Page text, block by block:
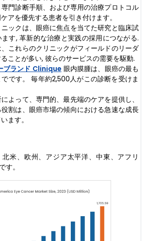
門診断手順、および専用の治療プロトコル
アを優先する患者を引き付けます。
ックは、眼癌に焦点を当てた研究と臨床試
す, 革新的な治療と実践の採用につながる.
これらのクリニックがフィールドのリーダ
ことが多い, 彼らのサービスの需要を駆動.
ブランド Clinique 眼内膜腫は、眼癌の最も
です。 毎年約2,500人がこの診断を受けま
よって、専門的、最先端のケアを提供し、
割は、眼癌市場の傾向における急速な成長
ます。
米、欧州、アジア太平洋、中東、アフリ
す。